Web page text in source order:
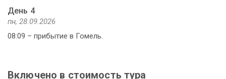
День 4
пн, 28.09.2026
08:09 – прибытие в Гомель.
Включено в стоимость тура